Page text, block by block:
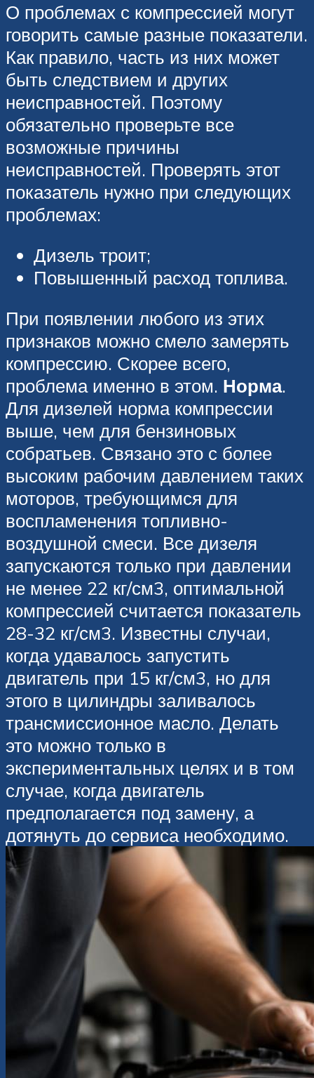
О проблемах с компрессией могут
говорить самые разные показатели.
Как правило, часть из них может
быть следствием и других
неисправностей. Поэтому
обязательно проверьте все
возможные причины
неисправностей. Проверять этот
показатель нужно при следующих
проблемах:
Дизель троит;
Повышенный расход топлива.
При появлении любого из этих
признаков можно смело замерять
компрессию. Скорее всего,
проблема именно в этом. Норма.
Для дизелей норма компрессии
выше, чем для бензиновых
собратьев. Связано это с более
высоким рабочим давлением таких
моторов, требующимся для
воспламенения топливно-
воздушной смеси. Все дизеля
запускаются только при давлении
не менее 22 кг/см3, оптимальной
компрессией считается показатель
28-32 кг/см3. Известны случаи,
когда удавалось запустить
двигатель при 15 кг/см3, но для
этого в цилиндры заливалось
трансмиссионное масло. Делать
это можно только в
экспериментальных целях и в том
случае, когда двигатель
предполагается под замену, а
дотянуть до сервиса необходимо.